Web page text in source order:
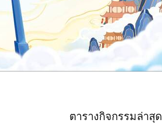
ตารางกิจกรรมล่าสุด